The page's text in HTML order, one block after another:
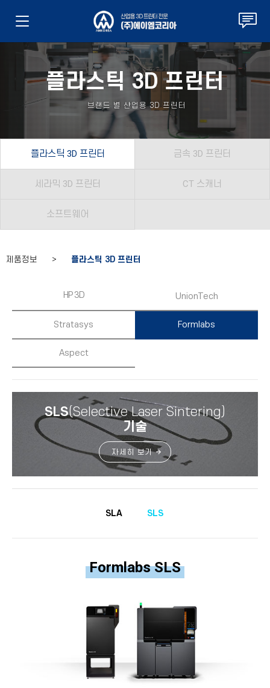
플라스틱 3D 프린터
브랜드 별 산업용 3D 프린터
플라스틱 3D 프린터 금속 3D 프린터
세라믹 3D 프린터 CT 스캐너
소프트웨어
제품정보 > 플라스틱 3D 프린터
HP 3D UnionTech
Stratasys Formlabs
Aspect
SLS(Selective Laser Sintering)
기술
자세히 보기
SLA SLS
Formlabs SLS